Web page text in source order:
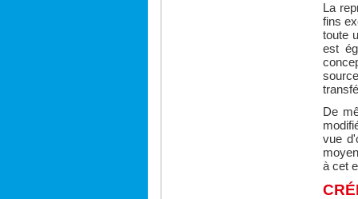
La
fins
toute
est
De
vue
à cet